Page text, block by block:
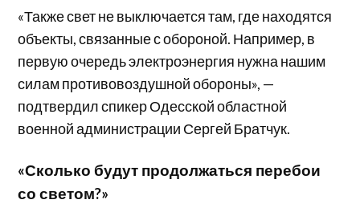
«Также свет не выключается там, где находятся
объекты, связанные с обороной. Например, в
первую очередь электроэнергия нужна нашим
силам противовоздушной обороны», —
подтвердил спикер Одесской областной
военной администрации Сергей Братчук.
«Сколько будут продолжаться перебои
со светом?»